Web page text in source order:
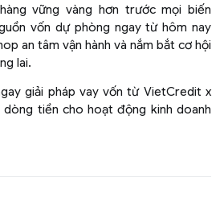
vững vàng hơn trước mọi biến
vốn dự phòng ngay từ hôm nay
an tâm vận hành và nắm bắt cơ hội
lai.
giải pháp vay vốn từ VietCredit x
tiền cho hoạt động kinh doanh